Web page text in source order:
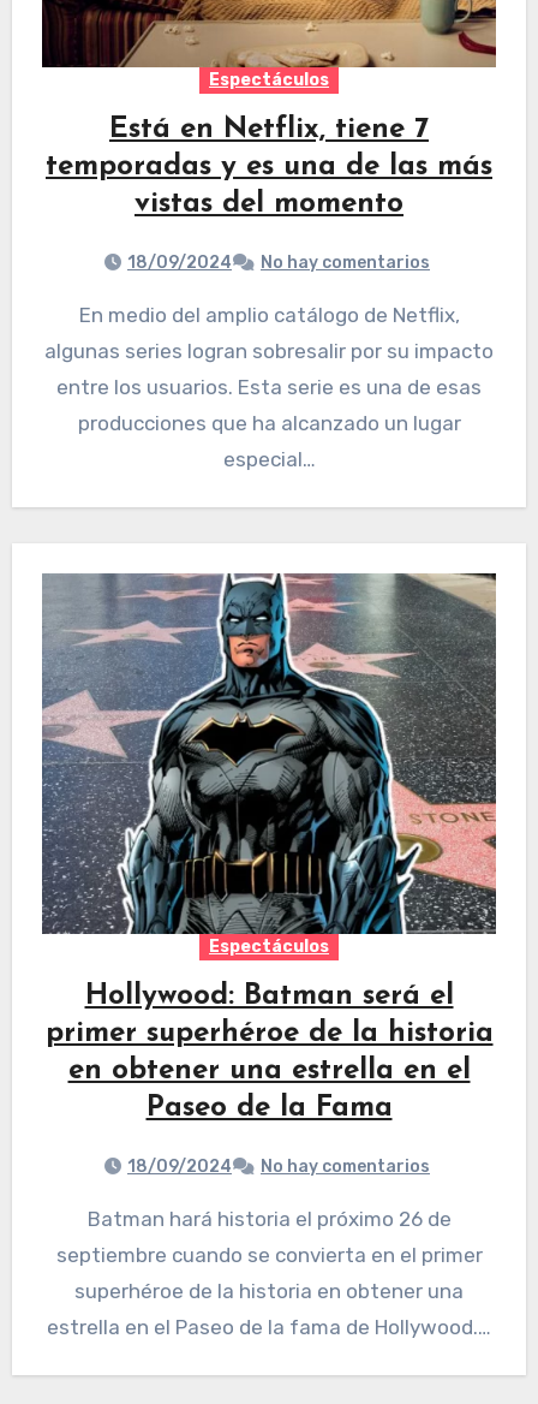
Espectáculos
Está en Netflix, tiene 7
temporadas y es una de las más
vistas del momento
18/09/2024 No hay comentarios
En medio del amplio catálogo de Netflix,
algunas series logran sobresalir por su impacto
entre los usuarios. Esta serie es una de esas
producciones que ha alcanzado un lugar
especial…
Espectáculos
Hollywood: Batman será el
primer superhéroe de la historia
en obtener una estrella en el
Paseo de la Fama
18/09/2024 No hay comentarios
Batman hará historia el próximo 26 de
septiembre cuando se convierta en el primer
superhéroe de la historia en obtener una
estrella en el Paseo de la fama de Hollywood.…